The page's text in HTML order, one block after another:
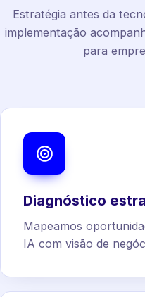
Estratégia antes da
implementação
para
Diagnóstico
Mapeamos
IA com visão de